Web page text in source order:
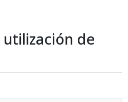
utilización de